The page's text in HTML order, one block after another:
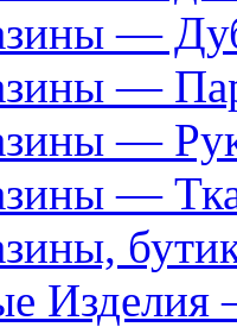
—
—
—
—
Изделия